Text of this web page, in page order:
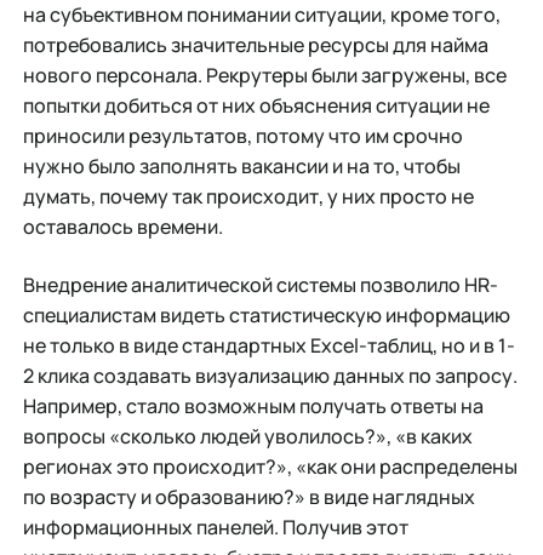
на субъективном понимании ситуации, кроме того,
потребовались значительные ресурсы для найма
нового персонала. Рекрутеры были загружены, все
попытки добиться от них объяснения ситуации не
приносили результатов, потому что им срочно
нужно было заполнять вакансии и на то, чтобы
думать, почему так происходит, у них просто не
оставалось времени.
Внедрение аналитической системы позволило HR-
специалистам видеть статистическую информацию
не только в виде стандартных Excel-таблиц, но и в 1-
2 клика создавать визуализацию данных по запросу.
Например, стало возможным получать ответы на
вопросы «сколько людей уволилось?», «в каких
регионах это происходит?», «как они распределены
по возрасту и образованию?» в виде наглядных
информационных панелей. Получив этот